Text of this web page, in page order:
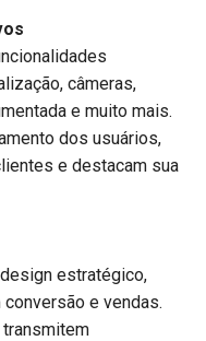
câmeras,
e muito mais.
dos usuários,
e destacam sua
estratégico,
e vendas.